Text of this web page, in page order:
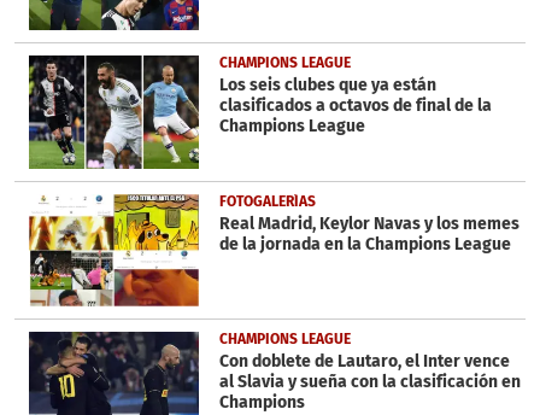
CHAMPIONS LEAGUE
Los seis clubes que ya están
clasificados a octavos de final de la
Champions League
FOTOGALERÍAS
Real Madrid, Keylor Navas y los memes
de la jornada en la Champions League
CHAMPIONS LEAGUE
Con doblete de Lautaro, el Inter vence
al Slavia y sueña con la clasificación en
Champions